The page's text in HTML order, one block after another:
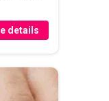
details